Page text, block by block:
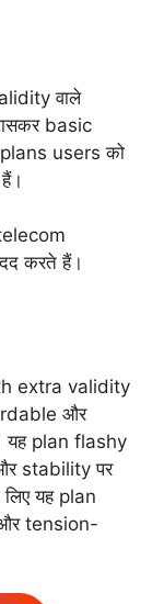
वाले
basic
users को
करते हैं।
extra validity
और
यह plan flashy
stability पर
यह plan
और tension-